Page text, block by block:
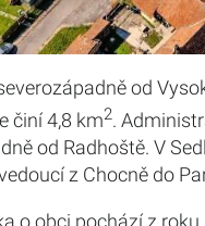
od
činí 4,8 km2.
od Radhoště. V
z Chocně do